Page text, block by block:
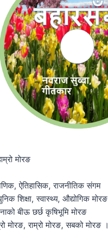
मोरङ
ऐतिहासिक, राजनीतिक संगम
शिक्षा, स्वास्थ्य, औद्योगिक मोरङ
बीऊ छर्छ कृषिभूमि मोरङ
मोरङ, राम्रो मोरङ, सबको मोरङ ।